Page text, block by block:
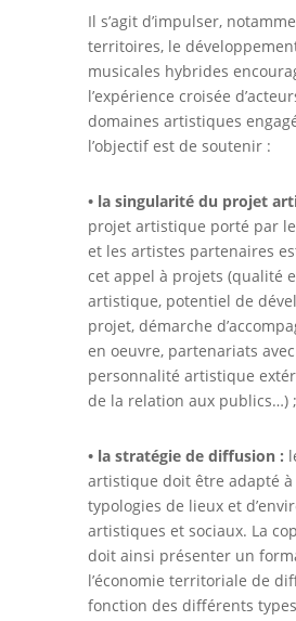
Il s’agit d’impulser,
territoires, le
musicales hybrides
l’expérience croisée
domaines artistiques
l’objectif est de soutenir :
• la singularité du projet
projet artistique porté par
et les artistes partenaires
cet appel à projets (qualité
artistique, potentiel de
projet, démarche
en oeuvre, partenariats
personnalité artistique
de la relation aux publics…) ;
• la stratégie de diffusion :
artistique doit être adapté
typologies de lieux et
artistiques et sociaux. La
doit ainsi présenter un
l’économie territoriale de
fonction des différents